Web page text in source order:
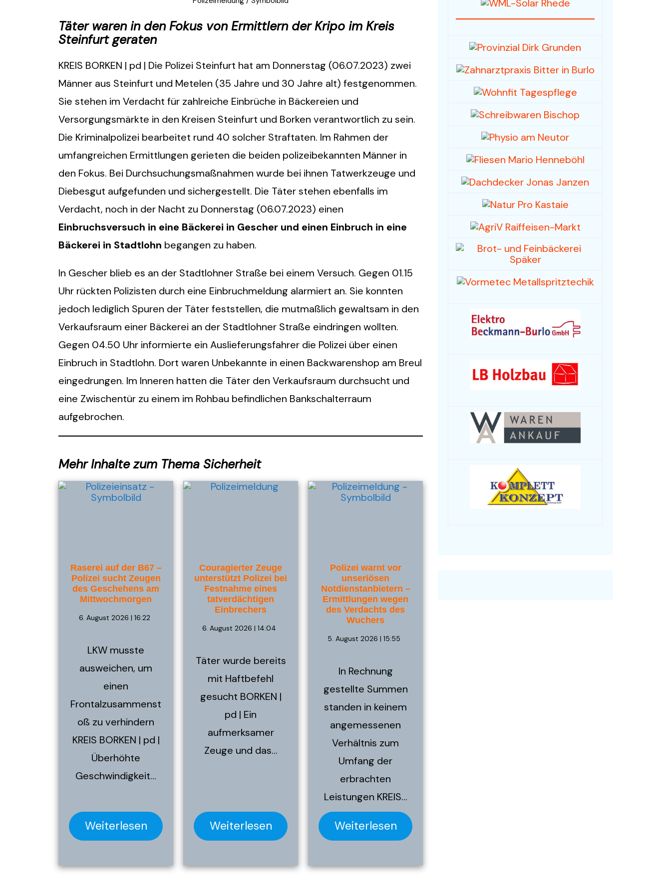
Fahrzeuge / Fahrräder
Mode / Bekleidung
Hobby/Musikinstrumente
& Zubehör
Spielwaren /
Sammlerstücke
Sport, -kleidung & -
geräte
Täter waren in den Fokus von Ermittlern der Kripo im Kreis
Steinfurt geraten
KREIS BORKEN | pd | Die Polizei Steinfurt hat am Donnerstag (06.07.2023) zwei
Männer aus Steinfurt und Metelen (35 Jahre und 30 Jahre alt) festgenommen.
Sie stehen im Verdacht für zahlreiche Einbrüche in Bäckereien und
Versorgungsmärkte in den Kreisen Steinfurt und Borken verantwortlich zu sein.
Die Kriminalpolizei bearbeitet rund 40 solcher Straftaten. Im Rahmen der
umfangreichen Ermittlungen gerieten die beiden polizeibekannten Männer in
den Fokus. Bei Durchsuchungsmaßnahmen wurde bei ihnen Tatwerkzeuge und
Diebesgut aufgefunden und sichergestellt. Die Täter stehen ebenfalls im
Verdacht, noch in der Nacht zu Donnerstag (06.07.2023) einen
Einbruchsversuch in eine Bäckerei in Gescher und einen Einbruch in eine
Bäckerei in Stadtlohn begangen zu haben.
In Gescher blieb es an der Stadtlohner Straße bei einem Versuch. Gegen 01.15
Uhr rückten Polizisten durch eine Einbruchmeldung alarmiert an. Sie konnten
jedoch lediglich Spuren der Täter feststellen, die mutmaßlich gewaltsam in den
Verkaufsraum einer Bäckerei an der Stadtlohner Straße eindringen wollten.
Gegen 04.50 Uhr informierte ein Auslieferungsfahrer die Polizei über einen
Einbruch in Stadtlohn. Dort waren Unbekannte in einen Backwarenshop am Breul
eingedrungen. Im Inneren hatten die Täter den Verkaufsraum durchsucht und
eine Zwischentür zu einem im Rohbau befindlichen Bankschalterraum
aufgebrochen.
Mehr Inhalte zum Thema Sicherheit
Raserei auf der B67 –
Polizei sucht Zeugen
des Geschehens am
Mittwochmorgen
6. August 2026 | 16:22
LKW musste
ausweichen, um
einen
Frontalzusammenst
oß zu verhindern
KREIS BORKEN | pd |
Überhöhte
Geschwindigkeit…
Weiterlesen
Couragierter Zeuge
unterstützt Polizei bei
Festnahme eines
tatverdächtigen
Einbrechers
6. August 2026 | 14:04
Täter wurde bereits
mit Haftbefehl
gesucht BORKEN |
pd | Ein
aufmerksamer
Zeuge und das…
Weiterlesen
Polizei warnt vor
unseriösen
Notdienstanbietern –
Ermittlungen wegen
des Verdachts des
Wuchers
5. August 2026 | 15:55
In Rechnung
gestellte Summen
standen in keinem
angemessenen
Verhältnis zum
Umfang der
erbrachten
Leistungen KREIS…
Weiterlesen